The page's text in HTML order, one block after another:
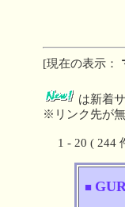
[現在の表示：
は新着
※リンク先が
1 - 20 ( 244
■